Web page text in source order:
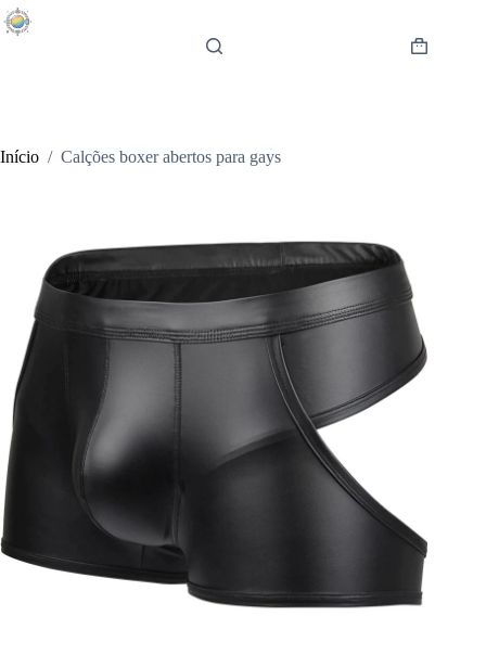
Pular
para
Carrinho
Início / Calções boxer abertos para gays